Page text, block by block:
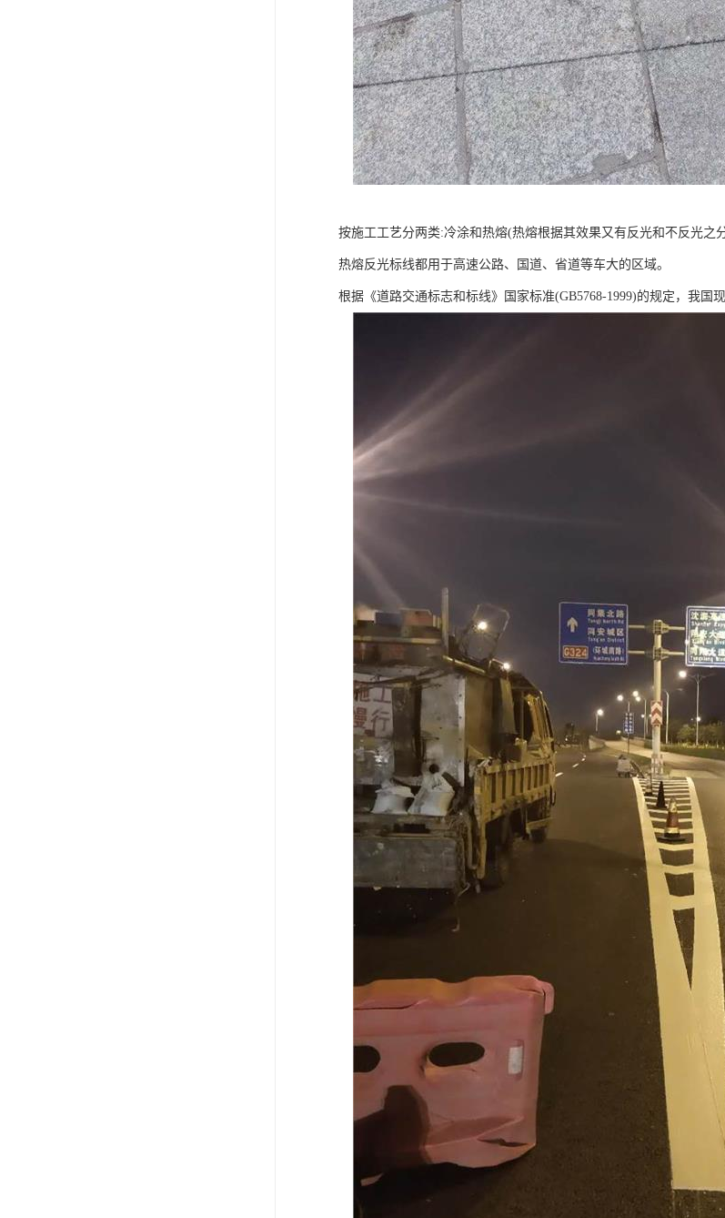
按施工工艺分两类:冷涂和热熔(热熔根据其效果又有反光和不反光
热熔反光标线都用于高速公路、国道、省道等车大的区域。
根据《道路交通标志和标线》国家标准(GB5768-1999)的规定，我国